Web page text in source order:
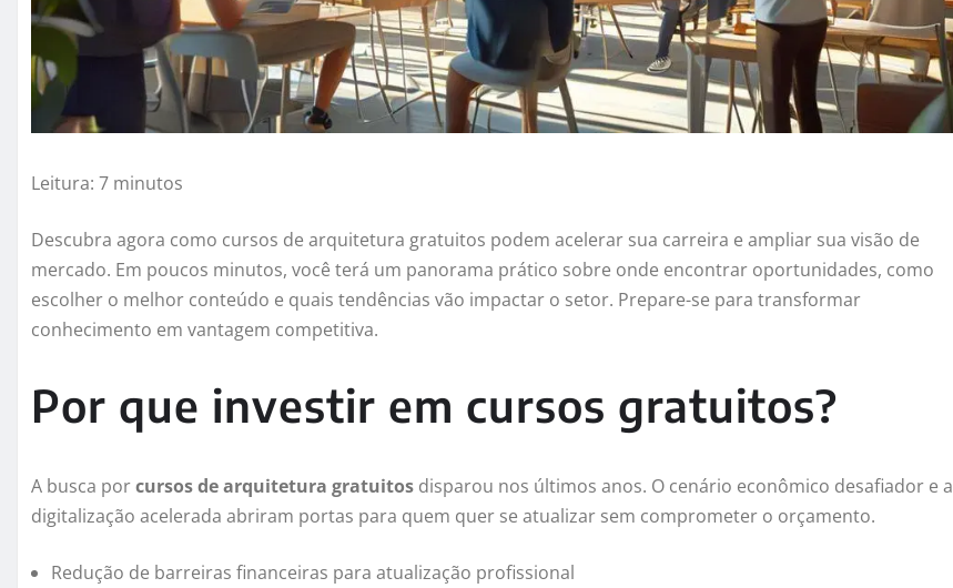
Leitura: 7 minutos
Descubra agora como cursos de arquitetura gratuitos podem acelerar sua carreira e ampliar sua visão de
mercado. Em poucos minutos, você terá um panorama prático sobre onde encontrar oportunidades, como
escolher o melhor conteúdo e quais tendências vão impactar o setor. Prepare-se para transformar
conhecimento em vantagem competitiva.
Por que investir em cursos gratuitos?
A busca porcursos de arquitetura gratuitos disparou nos últimos anos. O cenário econômico desafiador e a
digitalização acelerada abriram portas para quem quer se atualizar sem comprometer o orçamento.
Redução de barreiras financeiras para atualização profissional